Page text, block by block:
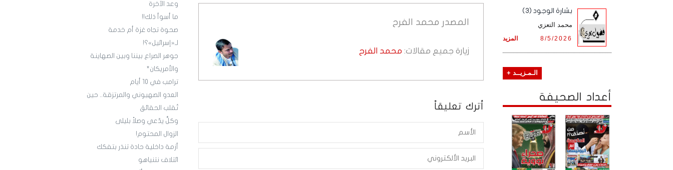
‏وعد الآخرة
ما أسوأ ذلك!!
صحوة تجاه غزة أم خدمة
لـ«إسرائيل»؟!
‏جوهر الصراع بيننا وبين الصهاينة
والأمريكان*
‏ترامب في 10 أيام
العدو الصهيوني والمرتزقة.. حين
تُقلب الحقائق
وكلٌّ يدّعي وصلاً بليلى
الزوال المحتوم!
أزمة داخلية حادة تنذر بتفكك
ائتلاف نتنياهو
المصدر محمد الفرح
زيارة جميع مقالات: محمد الفرح
أترك تعليقاً
بشارة الوجود (3)
محمد التعزي
المزيد 8/5/2026
الـمـزيــد +
أعداد الصحيفة